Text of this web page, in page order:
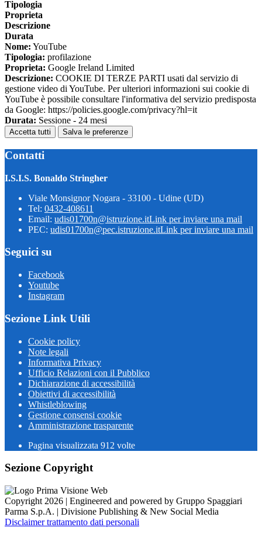
Tipologia
Proprieta
Descrizione
Durata
Nome: YouTube
Tipologia: profilazione
Proprieta: Google Ireland Limited
Descrizione: COOKIE DI TERZE PARTI usati dal servizio di
gestione video di YouTube. Per ulteriori informazioni sui cookie di
YouTube è possibile consultare l'informativa del servizio predisposta
da Google: https://policies.google.com/privacy?hl=it
Durata: Sessione - 24 mesi
Accetta tutti Salva le preferenze
Contatti
I.S.I.S. Bonaldo Stringher
Viale Monsignor Nogara - 33100 - Udine (UD)
Tel: 0432-408611
Email: udis01700n@istruzione.itLink per inviare una mail
PEC: udis01700n@pec.istruzione.itLink per inviare una mail
Seguici su
Facebook
Youtube
Instagram
Sezione Link Utili
Cookie policy
Note legali
Informativa Privacy
Ufficio Relazioni con il Pubblico
Dichiarazione di accessibilità
Obiettivi di accessibilità
Whistleblowing
Gestione consensi cookie
Amministrazione trasparente
Pagina visualizzata 912 volte
Sezione Copyright
Copyright 2026 | Engineered and powered by Gruppo Spaggiari
Parma S.p.A. | Divisione Publishing & New Social Media
Disclaimer trattamento dati personali